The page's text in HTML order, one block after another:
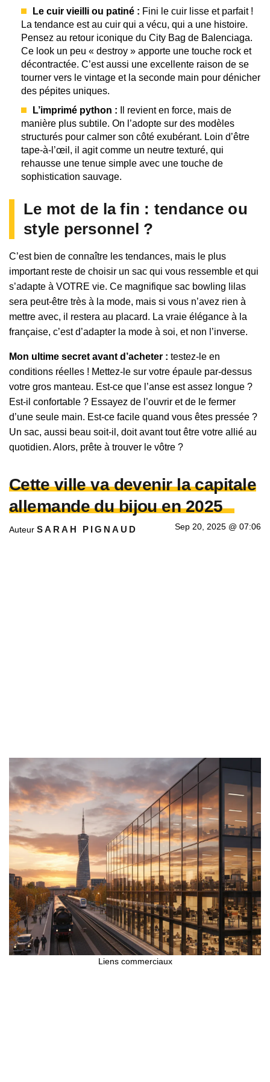
Le cuir vieilli ou patiné : Fini le cuir lisse et parfait !
La tendance est au cuir qui a vécu, qui a une histoire.
Pensez au retour iconique du City Bag de Balenciaga.
Ce look un peu « destroy » apporte une touche rock et
décontractée. C’est aussi une excellente raison de se
tourner vers le vintage et la seconde main pour dénicher
des pépites uniques.
L’imprimé python : Il revient en force, mais de
manière plus subtile. On l’adopte sur des modèles
structurés pour calmer son côté exubérant. Loin d’être
tape-à-l’œil, il agit comme un neutre texturé, qui
rehausse une tenue simple avec une touche de
sophistication sauvage.
Le mot de la fin : tendance ou
style personnel ?
C’est bien de connaître les tendances, mais le plus
important reste de choisir un sac qui vous ressemble et qui
s’adapte à VOTRE vie. Ce magnifique sac bowling lilas
sera peut-être très à la mode, mais si vous n’avez rien à
mettre avec, il restera au placard. La vraie élégance à la
française, c’est d’adapter la mode à soi, et non l’inverse.
Mon ultime secret avant d’acheter : testez-le en
conditions réelles ! Mettez-le sur votre épaule par-dessus
votre gros manteau. Est-ce que l’anse est assez longue ?
Est-il confortable ? Essayez de l’ouvrir et de le fermer
d’une seule main. Est-ce facile quand vous êtes pressée ?
Un sac, aussi beau soit-il, doit avant tout être votre allié au
quotidien. Alors, prête à trouver le vôtre ?
Cette ville va devenir la capitale
allemande du bijou en 2025
Auteur SARAH PIGNAUD Sep 20, 2025 @ 07:06
Liens commerciaux